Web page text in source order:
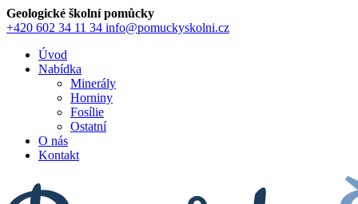
Geologické školní pomůcky
+420 602 34 11 34 info@pomuckyskolni.cz
Úvod
Nabídka
Minerály
Horniny
Fosílie
Ostatní
O nás
Kontakt